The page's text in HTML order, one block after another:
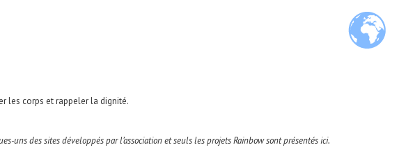
les corps et rappeler la dignité.
uns des sites développés par l’association et seuls les projets Rainbow sont présentés ici.